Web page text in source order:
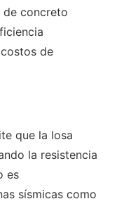
de concreto
de
que la losa
la resistencia
es
sísmicas como